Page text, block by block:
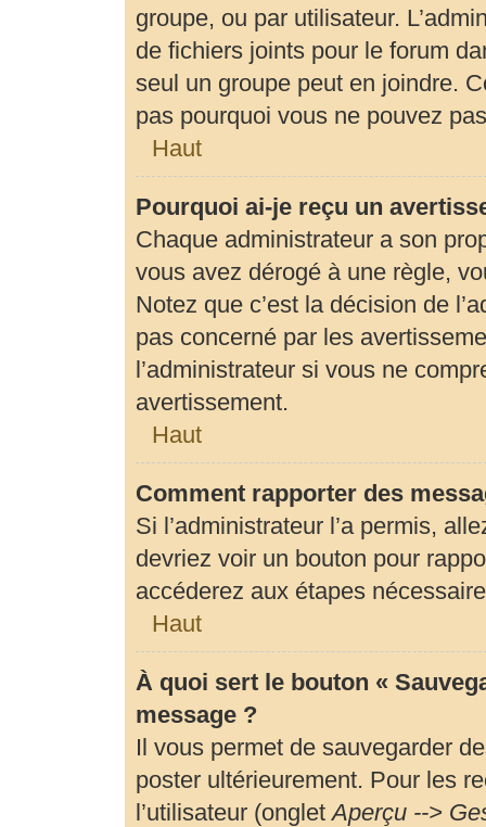
groupe, ou par utilisateur.
de fichiers joints pour le forum
seul un groupe peut en joindre.
pas pourquoi vous ne pouvez
Haut
Pourquoi ai-je reçu un
Chaque administrateur a son
vous avez dérogé à une règle,
Notez que c’est la décision de
pas concerné par les
l’administrateur si vous ne
avertissement.
Haut
Comment rapporter des
Si l’administrateur l’a permis,
devriez voir un bouton pour
accéderez aux étapes
Haut
À quoi sert le bouton «
message ?
Il vous permet de sauvegarder
poster ultérieurement. Pour les
l’utilisateur (ongletAperçu -->